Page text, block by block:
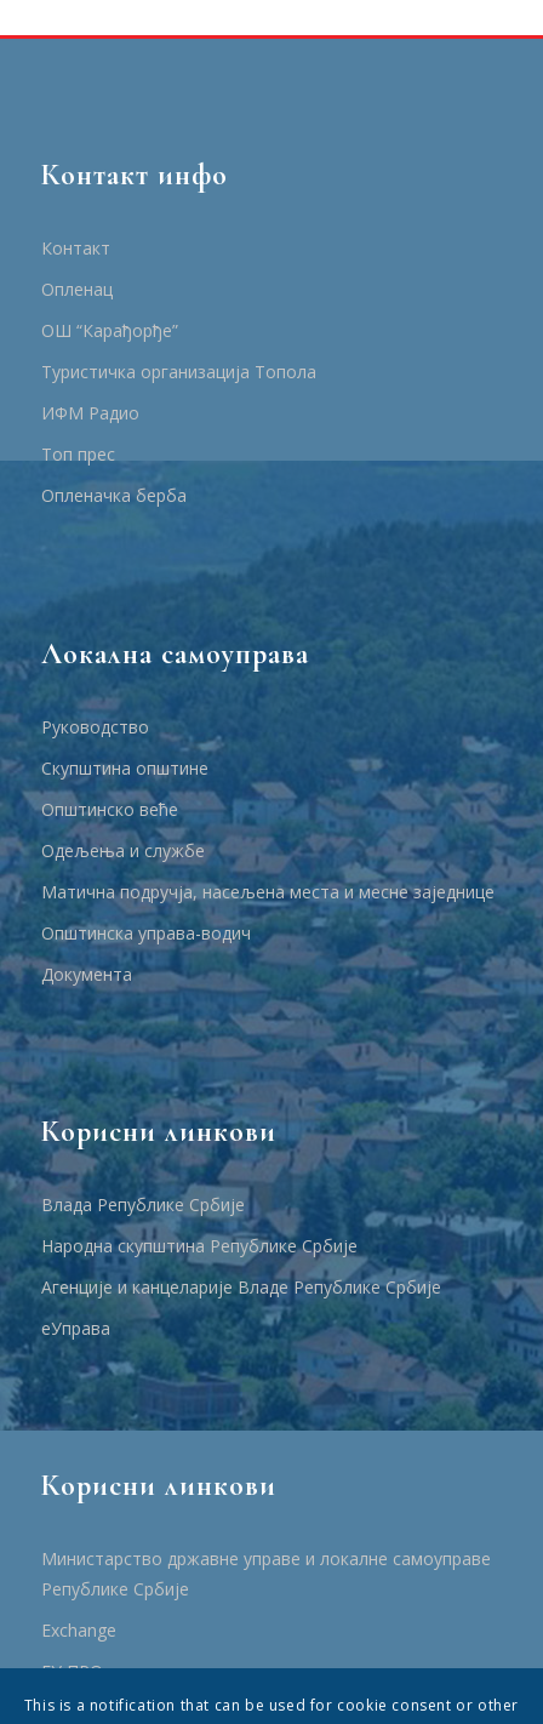
Контакт инфо
Контакт
Опленац
ОШ “Карађорђе”
Туристичка организација Топола
ИФМ Радио
Топ прес
Опленачка берба
Локална самоуправа
Руководство
Скупштина општине
Општинско веће
Одељења и службе
Матична подручја, насељена места и месне заједнице
Општинска управа-водич
Документа
Корисни линкови
Влада Републике Србије
Народна скупштина Републике Србије
Агенције и канцеларије Владе Републике Србије
еУправа
Корисни линкови
Министарство државне управе и локалне самоуправе
Републике Србије
Еxchange
ЕУ ПРО
ПРРР
This is a notification that can be used for cookie consent or other